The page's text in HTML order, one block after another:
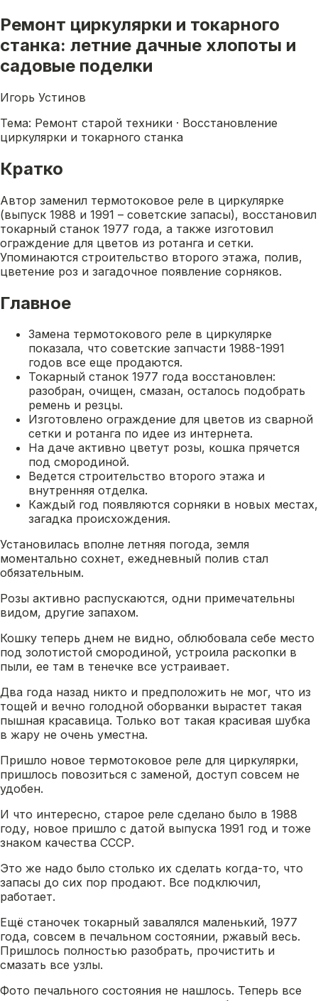
Ремонт циркулярки и токарного
станка: летние дачные хлопоты и
садовые поделки
Игорь Устинов
Тема: Ремонт старой техники · Восстановление
циркулярки и токарного станка
Кратко
Автор заменил термотоковое реле в циркулярке
(выпуск 1988 и 1991 – советские запасы), восстановил
токарный станок 1977 года, а также изготовил
ограждение для цветов из ротанга и сетки.
Упоминаются строительство второго этажа, полив,
цветение роз и загадочное появление сорняков.
Главное
Замена термотокового реле в циркулярке
показала, что советские запчасти 1988-1991
годов все еще продаются.
Токарный станок 1977 года восстановлен:
разобран, очищен, смазан, осталось подобрать
ремень и резцы.
Изготовлено ограждение для цветов из сварной
сетки и ротанга по идее из интернета.
На даче активно цветут розы, кошка прячется
под смородиной.
Ведется строительство второго этажа и
внутренняя отделка.
Каждый год появляются сорняки в новых местах,
загадка происхождения.
Установилась вполне летняя погода, земля
моментально сохнет, ежедневный полив стал
обязательным.
Розы активно распускаются, одни примечательны
видом, другие запахом.
Кошку теперь днем не видно, облюбовала себе место
под золотистой смородиной, устроила раскопки в
пыли, ее там в тенечке все устраивает.
Два года назад никто и предположить не мог, что из
тощей и вечно голодной оборванки вырастет такая
пышная красавица. Только вот такая красивая шубка
в жару не очень уместна.
Пришло новое термотоковое реле для циркулярки,
пришлось повозиться с заменой, доступ совсем не
удобен.
И что интересно, старое реле сделано было в 1988
году, новое пришло с датой выпуска 1991 год и тоже
знаком качества СССР.
Это же надо было столько их сделать когда-то, что
запасы до сих пор продают. Все подключил,
работает.
Ещё станочек токарный завалялся маленький, 1977
года, совсем в печальном состоянии, ржавый весь.
Пришлось полностью разобрать, прочистить и
смазать все узлы.
Фото печального состояния не нашлось. Теперь все